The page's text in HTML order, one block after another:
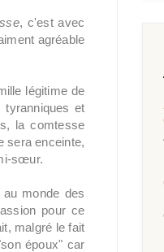
, c'est avec
agréable
légitime de
tyranniques et
la comtesse
sera enceinte,
sœur.
monde des
pour ce
malgré le fait
époux" car